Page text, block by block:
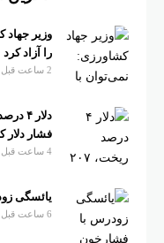
وزیر
را آزاد کرد
2 ساعت قبل
فشار دلار
4 ساعت قبل
یائسگی
6 ساعت قبل